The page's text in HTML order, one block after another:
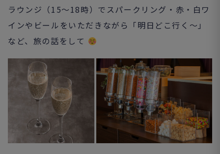
ラウンジ（15～18時）でスパークリング・赤・白ワ
インやビールをいただきながら「明日どこ行く～」
など、旅の話をして